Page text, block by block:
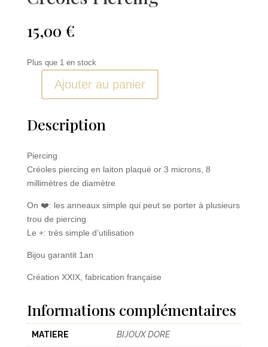
15,00 €
Plus que 1 en stock
quantité
Créoles
Piercing
Ajouter au panier
Description
Piercing
Créoles piercing en laiton plaqué or 3 microns, 8
millimètres de diamètre
On ❤️: les anneaux simple qui peut se porter à plusieurs
trou de piercing
Le +: très simple d’utilisation
Bijou garantit 1an
Création XXIX, fabrication française
Informations complémentaires
MATIERE BIJOUX DORE